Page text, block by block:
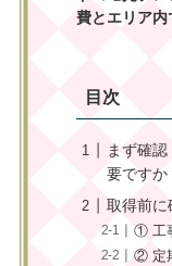
費とエリア
目次
まず確
要ですか
取得前に
① 工
② 定